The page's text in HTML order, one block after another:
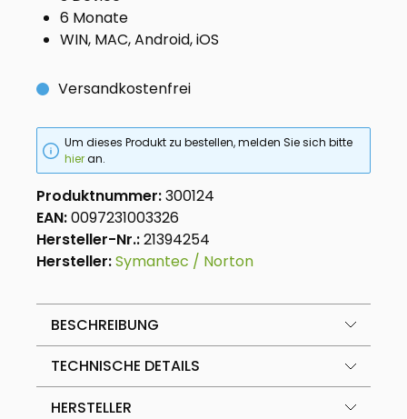
6 Monate
WIN, MAC, Android, iOS
Versandkostenfrei
Um dieses Produkt zu bestellen, melden Sie sich bitte
hieran.
Produktnummer:300124
EAN:0097231003326
Hersteller-Nr.:21394254
Hersteller:Symantec / Norton
BESCHREIBUNG
TECHNISCHE DETAILS
HERSTELLER